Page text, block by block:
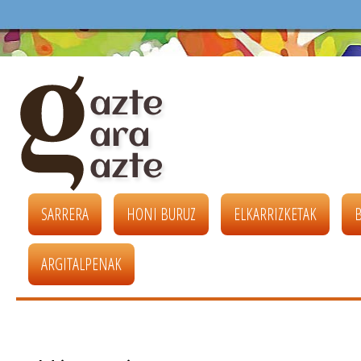
SARRERA HONI BURUZ ELKARRIZKETAK
ARGITALPENAK